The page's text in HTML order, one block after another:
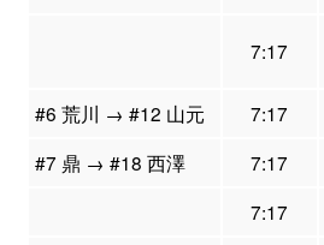
7:17
#6 荒川 → #12 山元
7:17
#7 鼎 → #18 西澤
7:17
7:17